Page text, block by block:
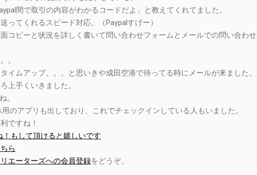
間で取引の内容がわかるコードだよ」と教えてくれてました。
ってくれるスピード対応。（Paypalすげー）
コピーと状況を詳しく書いて問い合わせフォームとメールでの問い合わせ
。
イムアップ。。。と思いきや成田空港で待ってる時にメールが来ました。
上手くいきました。
。
のアプリも出しており、これでチェックインしている人もいました。
ですね！
！もして頂けると嬉しいです
ら
エーターズへの会員登録をどうぞ。